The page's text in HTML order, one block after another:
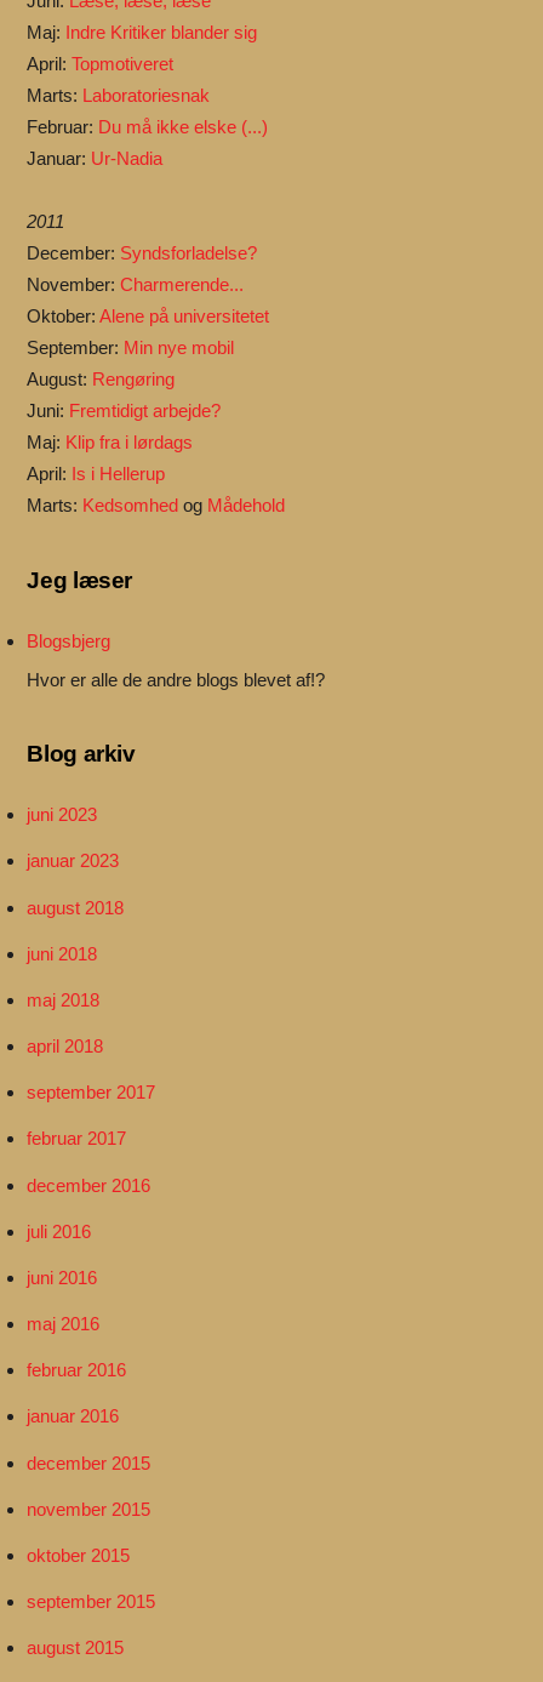
Maj: Indre Kritiker blander sig
April:Topmotiveret
Marts: Laboratoriesnak
Februar: Du må ikke elske (...)
Januar: Ur-Nadia
2011
December: Syndsforladelse?
November:Charmerende...
Oktober:Alene på universitetet
September: Min nye mobil
August: Rengøring
Juni: Fremtidigt arbejde?
Maj: Klip fra i lørdags
April: Is i Hellerup
Marts: Kedsomhed og Mådehold
Jeg læser
Blogsbjerg
Hvor er alle de andre blogs blevet af!?
Blog arkiv
juni 2023
januar 2023
august 2018
juni 2018
maj 2018
april 2018
september 2017
februar 2017
december 2016
juli 2016
juni 2016
maj 2016
februar 2016
januar 2016
december 2015
november 2015
oktober 2015
september 2015
august 2015